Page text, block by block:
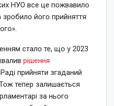
НУО все це пожвавило
його прийняття
стало те, що у 2023
рішення
прийняти згаданий
тепер залишається
за нього